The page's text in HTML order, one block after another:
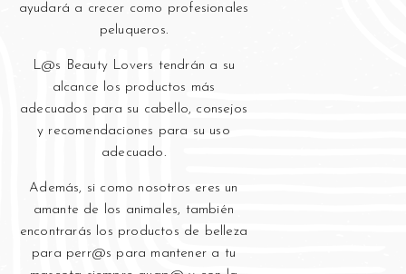
ayudará a crecer como profesionales
peluqueros.
L@s Beauty Lovers tendrán a su
alcance los productos más
adecuados para su cabello, consejos
y recomendaciones para su uso
adecuado.
Además, si como nosotros eres un
amante de los animales, también
encontrarás los productos de belleza
para perr@s para mantener a tu